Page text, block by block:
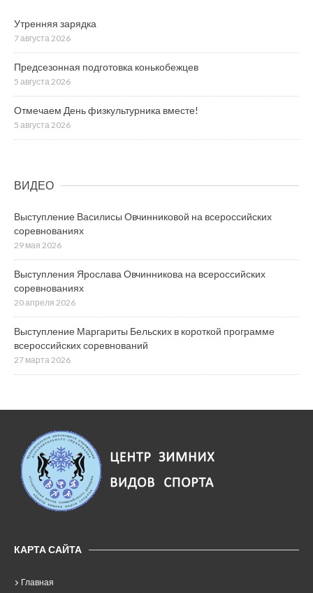
Утренняя зарядка
7 августа 2026
Предсезонная подготовка конькобежцев
5 августа 2026
Отмечаем День физкультурника вместе!
5 августа 2026
ВИДЕО
Выступление Василисы Овчинниковой на всероссийских
соревнованиях
29 мая 2026
Выступления Ярослава Овчинникова на всероссийских
соревнованиях
20 апреля 2026
Выступление Маргариты Бельских в короткой программе
всероссийских соревнований
27 марта 2026
КАРТА САЙТА
Главная